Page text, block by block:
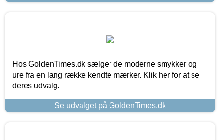
Hos GoldenTimes.dk sælger de moderne smykker og
ure fra en lang række kendte mærker. Klik her for at se
deres udvalg.
Se udvalget på GoldenTimes.dk